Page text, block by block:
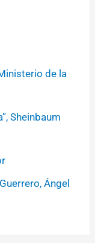
de la
Sheinbaum
Ángel